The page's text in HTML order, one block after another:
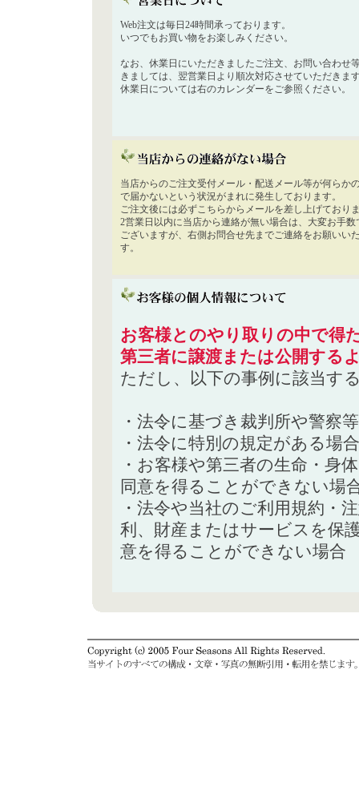
Web注文は毎日24時間承っております。
いつでもお買い物をお楽しみください。
なお、休業日にいただきましたご注文、お問い合わせ
きましては、翌営業日より順次対応させていただきま
休業日については右のカレンダーをご参照ください。
当店からのご注文受付メール・配送メール等が何らか
で届かないという状況がまれに発生しております。
ご注文後には必ずこちらからメールを差し上げており
2営業日以内に当店から連絡が無い場合は、大変お手数
ございますが、右側お問合せ先までご連絡をお願いい
す。
お客様とのやり取りの中で得
第三者に譲渡または公開する
ただし、以下の事例に該当す
・法令に基づき裁判所や警察
・法令に特別の規定がある場合
・お客様や第三者の生命・身
同意を得ることができない場
・法令や当社のご利用規約・
利、財産またはサービスを保
意を得ることができない場合